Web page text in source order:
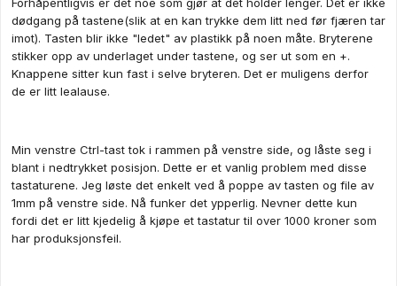
dødgang på tastene(slik at en kan trykke dem litt ned før fjæren tar
imot). Tasten blir ikke "ledet" av plastikk på noen måte. Bryterene
stikker opp av underlaget under tastene, og ser ut som en +.
Knappene sitter kun fast i selve bryteren. Det er muligens derfor
de er litt lealause.
Min venstre Ctrl-tast tok i rammen på venstre side, og låste seg i
blant i nedtrykket posisjon. Dette er et vanlig problem med disse
tastaturene. Jeg løste det enkelt ved å poppe av tasten og file av
1mm på venstre side. Nå funker det ypperlig. Nevner dette kun
fordi det er litt kjedelig å kjøpe et tastatur til over 1000 kroner som
har produksjonsfeil.